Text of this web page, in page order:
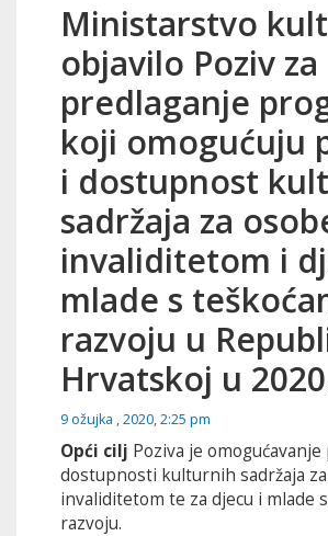
Ministarstvo
objavilo Poziv za
predlaganje
koji omogućuju
i dostupnost
sadržaja za
invaliditetom i
mlade s
razvoju u
Hrvatskoj u
9 ožujka , 2020, 2:25 pm
Opći cilj Poziva je
dostupnosti kulturnih sadržaja
invaliditetom te za djecu i mlade
razvoju.